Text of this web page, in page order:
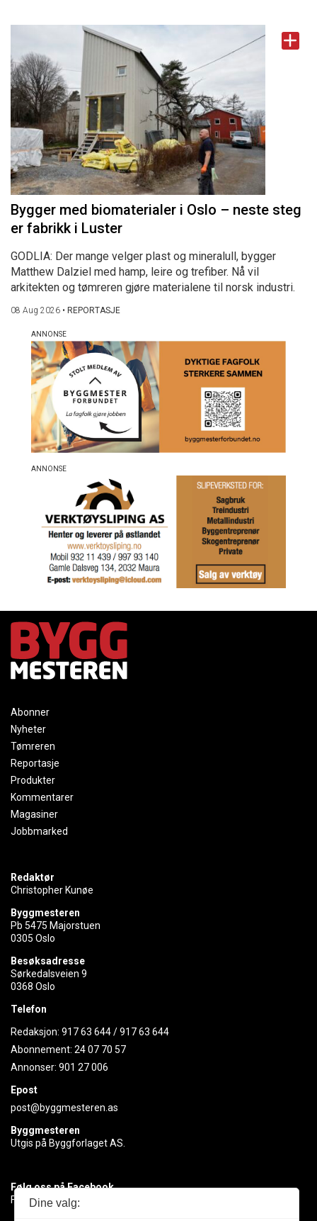
Bygger med biomaterialer i Oslo – neste steg
er fabrikk i Luster
GODLIA: Der mange velger plast og mineralull, bygger
Matthew Dalziel med hamp, leire og trefiber. Nå vil
arkitekten og tømreren gjøre materialene til norsk industri.
08 Aug 2026 • REPORTASJE
Abonner
Nyheter
Tømreren
Reportasje
Produkter
Kommentarer
Magasiner
Jobbmarked
Redaktør
Christopher Kunøe
Byggmesteren
Pb 5475 Majorstuen
0305 Oslo
Besøksadresse
Sørkedalsveien 9
0368 Oslo
Telefon
Redaksjon: 917 63 644/917 63 644
Abonnement: 24 07 70 57
Annonser: 901 27 006
Epost
post@byggmesteren.as
Byggmesteren
Utgis på Byggforlaget AS.
Følg oss på Facebook
Få med deg det siste innen byggebransjen
Dine valg: